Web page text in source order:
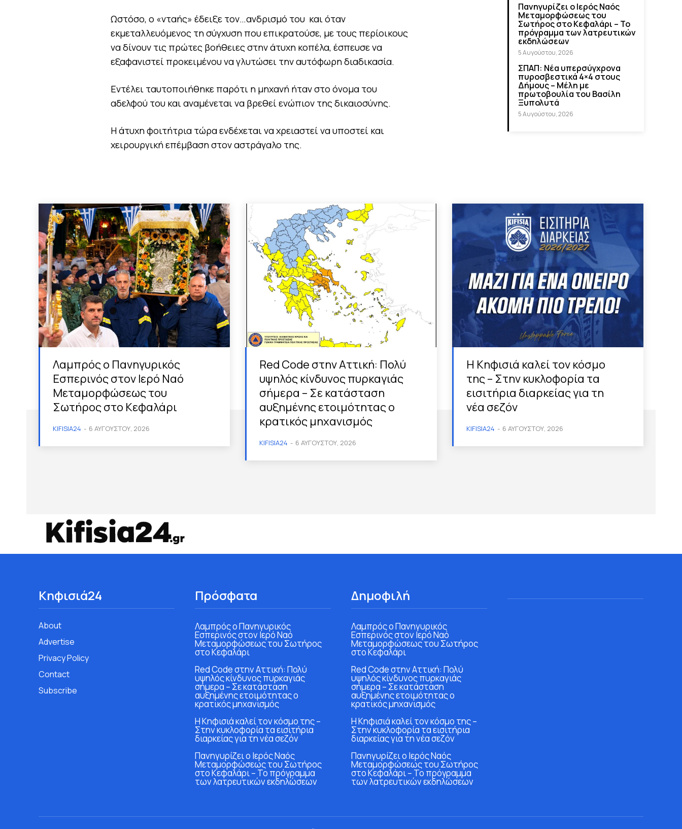
Ωστόσο, ο «νταής» έδειξε τον…ανδρισμό του και όταν
εκμεταλλευόμενος τη σύγχυση που επικρατούσε, με τους περίοικους
να δίνουν τις πρώτες βοήθειες στην άτυχη κοπέλα, έσπευσε να
εξαφανιστεί προκειμένου να γλυτώσει την αυτόφωρη διαδικασία.
Εντέλει ταυτοποιήθηκε παρότι η μηχανή ήταν στο όνομα του
αδελφού του και αναμένεται να βρεθεί ενώπιον της δικαιοσύνης.
Η άτυχη φοιτήτρια τώρα ενδέχεται να χρειαστεί να υποστεί και
χειρουργική επέμβαση στον αστράγαλο της.
Πανηγυρίζει ο Ιερός Ναός
Μεταμορφώσεως του
Σωτήρος στο Κεφαλάρι – Το
πρόγραμμα των λατρευτικών
εκδηλώσεων
5 Αυγούστου, 2026
ΣΠΑΠ: Νέα υπερσύγχρονα
πυροσβεστικά 4×4 στους
Δήμους – Μέλη με
πρωτοβουλία του Βασίλη
Ξυπολυτά
5 Αυγούστου, 2026
Λαμπρός ο Πανηγυρικός
Εσπερινός στον Ιερό Ναό
Μεταμορφώσεως του
Σωτήρος στο Κεφαλάρι
KIFISIA24 - 6 ΑΥΓΟΎΣΤΟΥ, 2026
Red Code στην Αττική: Πολύ
υψηλός κίνδυνος πυρκαγιάς
σήμερα – Σε κατάσταση
αυξημένης ετοιμότητας ο
κρατικός μηχανισμός
KIFISIA24 - 6 ΑΥΓΟΎΣΤΟΥ, 2026
Η Κηφισιά καλεί τον κόσμο
της – Στην κυκλοφορία τα
εισιτήρια διαρκείας για τη
νέα σεζόν
KIFISIA24 - 6 ΑΥΓΟΎΣΤΟΥ, 2026
Κηφισιά24
About
Advertise
Privacy Policy
Contact
Subscribe
Πρόσφατα
Λαμπρός ο Πανηγυρικός
Εσπερινός στον Ιερό Ναό
Μεταμορφώσεως του Σωτήρος
στο Κεφαλάρι
Red Code στην Αττική: Πολύ
υψηλός κίνδυνος πυρκαγιάς
σήμερα – Σε κατάσταση
αυξημένης ετοιμότητας ο
κρατικός μηχανισμός
Η Κηφισιά καλεί τον κόσμο της –
Στην κυκλοφορία τα εισιτήρια
διαρκείας για τη νέα σεζόν
Πανηγυρίζει ο Ιερός Ναός
Μεταμορφώσεως του Σωτήρος
στο Κεφαλάρι – Το πρόγραμμα
των λατρευτικών εκδηλώσεων
Δημοφιλή
Λαμπρός ο Πανηγυρικός
Εσπερινός στον Ιερό Ναό
Μεταμορφώσεως του Σωτήρος
στο Κεφαλάρι
Red Code στην Αττική: Πολύ
υψηλός κίνδυνος πυρκαγιάς
σήμερα – Σε κατάσταση
αυξημένης ετοιμότητας ο
κρατικός μηχανισμός
Η Κηφισιά καλεί τον κόσμο της –
Στην κυκλοφορία τα εισιτήρια
διαρκείας για τη νέα σεζόν
Πανηγυρίζει ο Ιερός Ναός
Μεταμορφώσεως του Σωτήρος
στο Κεφαλάρι – Το πρόγραμμα
των λατρευτικών εκδηλώσεων